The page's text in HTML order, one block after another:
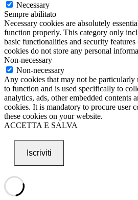
Necessary
Sempre abilitato
Necessary cookies are absolutely
function properly. This category only
basic functionalities and security
cookies do not store any personal
Non-necessary
Non-necessary
Any cookies that may not be particularly
to function and is used specifically to
analytics, ads, other embedded contents
cookies. It is mandatory to procure user
these cookies on your website.
ACCETTA E SALVA
Iscriviti